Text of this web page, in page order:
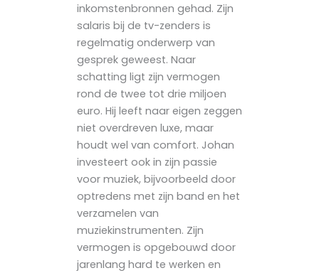
inkomstenbronnen gehad. Zijn
salaris bij de tv-zenders is
regelmatig onderwerp van
gesprek geweest. Naar
schatting ligt zijn vermogen
rond de twee tot drie miljoen
euro. Hij leeft naar eigen zeggen
niet overdreven luxe, maar
houdt wel van comfort. Johan
investeert ook in zijn passie
voor muziek, bijvoorbeeld door
optredens met zijn band en het
verzamelen van
muziekinstrumenten. Zijn
vermogen is opgebouwd door
jarenlang hard te werken en